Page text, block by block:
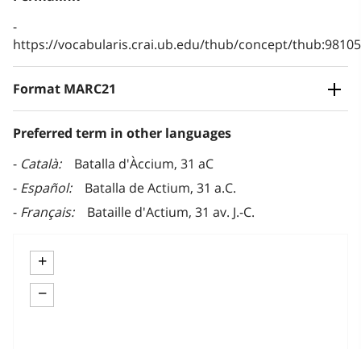
https://vocabularis.crai.ub.edu/thub/concept/
Format MARC21
Preferred term in other languages
Català
Batalla d'Àccium, 31 aC
Español
Batalla de Actium, 31 a.C.
Français
Bataille d'Actium, 31 av. J.-C.
+
−